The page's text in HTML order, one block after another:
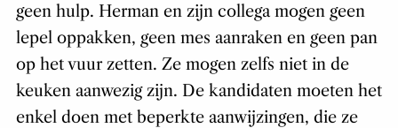
geen hulp. Herman en zijn collega mogen geen
lepel oppakken, geen mes aanraken en geen pan
op het vuur zetten. Ze mogen zelfs niet in de
keuken aanwezig zijn. De kandidaten moeten het
enkel doen met beperkte aanwijzingen, die ze